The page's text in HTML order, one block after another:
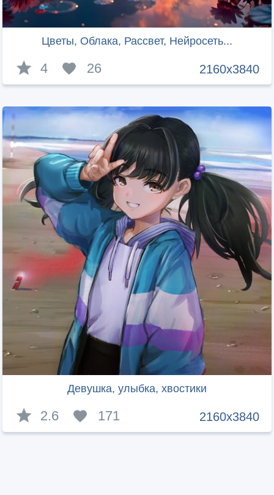
Цветы, Облака, Рассвет, Нейросеть...
2160x3840
4 26
Девушка, улыбка, хвостики
2160x3840
2.6 171